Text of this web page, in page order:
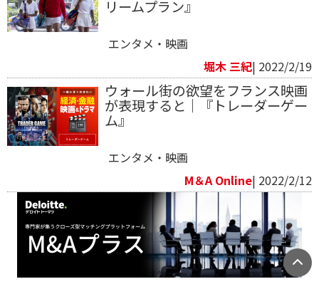
リームプラン』
エンタメ・映画
堀木 三紀| 2022/2/19
ウォール街の欲望をフランス映画
が表現すると｜『トレーダーゲー
ム』
エンタメ・映画
M＆A Online| 2022/2/12